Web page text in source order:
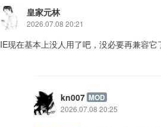
皇家元林
2026.07.08 20:21
IE现在基本上没人用了吧，没必要再兼容它
kn007 MOD
2026.07.08 20:25